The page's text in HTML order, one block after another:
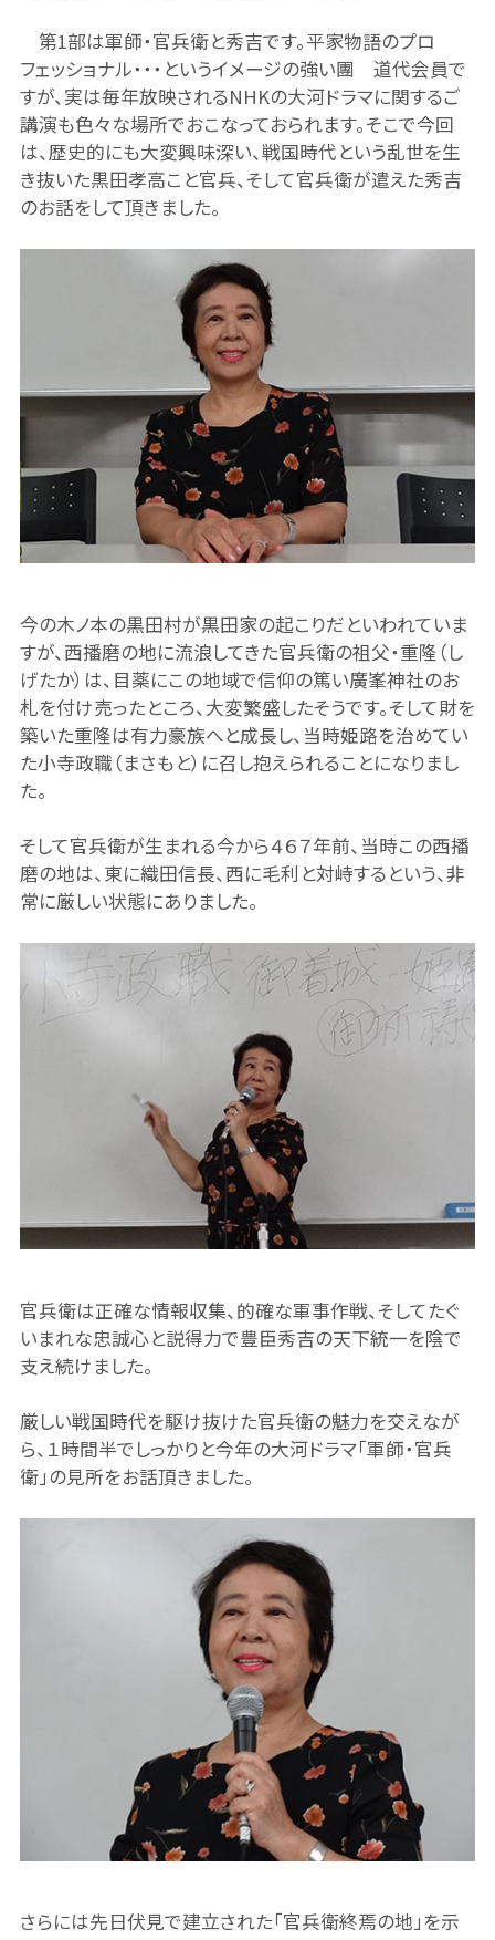
第1部は軍師・官兵衛と秀吉です。平家物語のプロ
フェッショナル・・・というイメージの強い團 道代会員で
すが、実は毎年放映されるNHKの大河ドラマに関するご
講演も色々な場所でおこなっておられます。そこで今回
は、歴史的にも大変興味深い、戦国時代という乱世を生
き抜いた黒田孝高こと官兵、そして官兵衛が遣えた秀吉
のお話をして頂きました。
今の木ノ本の黒田村が黒田家の起こりだといわれていま
すが、西播磨の地に流浪してきた官兵衛の祖父・重隆（し
げたか）は、目薬にこの地域で信仰の篤い廣峯神社のお
札を付け売ったところ、大変繁盛したそうです。そして財を
築いた重隆は有力豪族へと成長し、当時姫路を治めてい
た小寺政職（まさもと）に召し抱えられることになりまし
た。
そして官兵衛が生まれる今から４６７年前、当時この西播
磨の地は、東に織田信長、西に毛利と対峙するという、非
常に厳しい状態にありました。
官兵衛は正確な情報収集、的確な軍事作戦、そしてたぐ
いまれな忠誠心と説得力で豊臣秀吉の天下統一を陰で
支え続けました。
厳しい戦国時代を駆け抜けた官兵衛の魅力を交えなが
ら、１時間半でしっかりと今年の大河ドラマ「軍師・官兵
衛」の見所をお話頂きました。
さらには先日伏見で建立された「官兵衛終焉の地」を示